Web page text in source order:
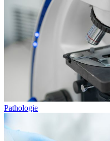
Pathologie